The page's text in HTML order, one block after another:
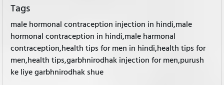
Tags
male hormonal contraception injection in hindi,male
hormonal contraception in hindi,male harmonal
contraception,health tips for men in hindi,health tips for
men,health tips,garbhnirodhak injection for men,purush
ke liye garbhnirodhak shue